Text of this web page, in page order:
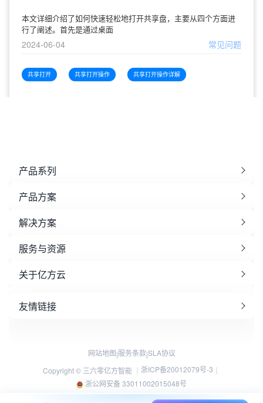
本文详细介绍了如何快速轻松地打开共享盘，主要从四个方面进
行了阐述。首先是通过桌面
2024-06-04 常见问题
共享打开 共享打开操作 共享打开操作详解
产品系列
产品方案
解决方案
服务与资源
关于亿方云
友情链接
网站地图|服务条款|SLA协议
Copyright © 三六零亿方智能 ｜ 浙ICP备20012079号-3 ｜
浙公网安备 33011002015048号